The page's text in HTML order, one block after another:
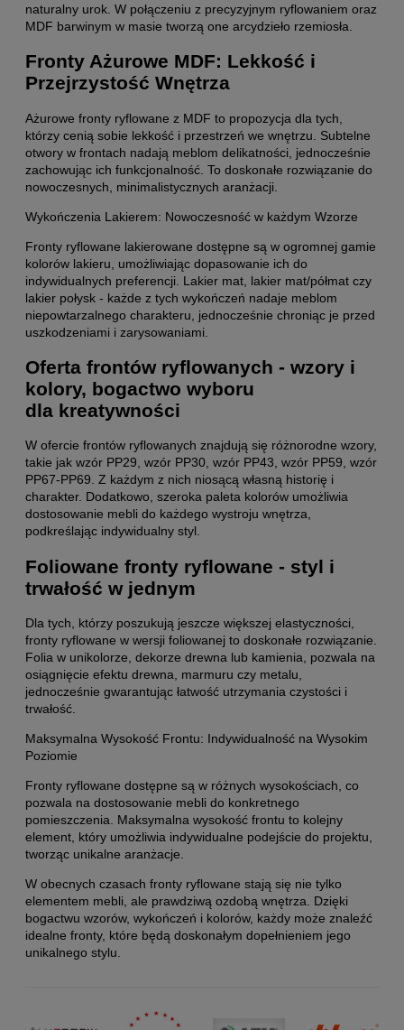
naturalny urok. W połączeniu z precyzyjnym ryflowaniem oraz
MDF barwinym w masie tworzą one arcydzieło rzemiosła.
Fronty Ażurowe MDF: Lekkość i
Przejrzystość Wnętrza
Ażurowe fronty ryflowane z MDF to propozycja dla tych,
którzy cenią sobie lekkość i przestrzeń we wnętrzu. Subtelne
otwory w frontach nadają meblom delikatności, jednocześnie
zachowując ich funkcjonalność. To doskonałe rozwiązanie do
nowoczesnych, minimalistycznych aranżacji.
Wykończenia Lakierem: Nowoczesność w każdym Wzorze
Fronty ryflowane lakierowane dostępne są w ogromnej gamie
kolorów lakieru, umożliwiając dopasowanie ich do
indywidualnych preferencji. Lakier mat, lakier mat/półmat czy
lakier połysk - każde z tych wykończeń nadaje meblom
niepowtarzalnego charakteru, jednocześnie chroniąc je przed
uszkodzeniami i zarysowaniami.
Oferta frontów ryflowanych - wzory i
kolory, bogactwo wyboru
dla kreatywności
W ofercie frontów ryflowanych znajdują się różnorodne wzory,
takie jak wzór PP29, wzór PP30, wzór PP43, wzór PP59, wzór
PP67-PP69. Z każdym z nich niosącą własną historię i
charakter. Dodatkowo, szeroka paleta kolorów umożliwia
dostosowanie mebli do każdego wystroju wnętrza,
podkreślając indywidualny styl.
Foliowane fronty ryflowane - styl i
trwałość w jednym
Dla tych, którzy poszukują jeszcze większej elastyczności,
fronty ryflowane w wersji foliowanej to doskonałe rozwiązanie.
Folia w unikolorze, dekorze drewna lub kamienia, pozwala na
osiągnięcie efektu drewna, marmuru czy metalu,
jednocześnie gwarantując łatwość utrzymania czystości i
trwałość.
Maksymalna Wysokość Frontu: Indywidualność na Wysokim
Poziomie
Fronty ryflowane dostępne są w różnych wysokościach, co
pozwala na dostosowanie mebli do konkretnego
pomieszczenia. Maksymalna wysokość frontu to kolejny
element, który umożliwia indywidualne podejście do projektu,
tworząc unikalne aranżacje.
W obecnych czasach fronty ryflowane stają się nie tylko
elementem mebli, ale prawdziwą ozdobą wnętrza. Dzięki
bogactwu wzorów, wykończeń i kolorów, każdy może znaleźć
idealne fronty, które będą doskonałym dopełnieniem jego
unikalnego stylu.